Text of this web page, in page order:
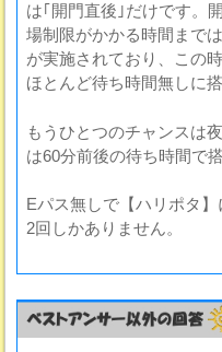
は｢開門直後｣だけです。
場制限がかかる時間まで
が実施されており、この
ほとんど待ち時間無しに
もうひとつのチャンスは
は60分前後の待ち時間で
Eパス無しで【ハリポタ
2回しかありません。